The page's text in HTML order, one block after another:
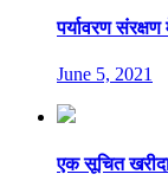
पर्यावरण
June 5, 2021
एक सूचित